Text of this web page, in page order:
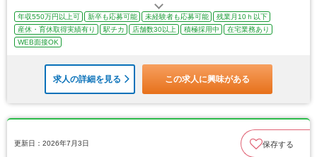
年収550万円以上可 新卒も応募可能 未経験者も応募可能
残業月10ｈ以下
産休・育休取得実績有り
駅チカ 店舗数30以上 積極採用中
在宅業務あり
WEB面接OK
求人の詳細を見る この求人に興味がある
更新日：2026年7月3日 保存する